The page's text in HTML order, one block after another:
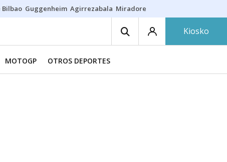
Guggenheim Agirrezabala Miradores en Bilbao
Kiosko
MOTOGP OTROS DEPORTES